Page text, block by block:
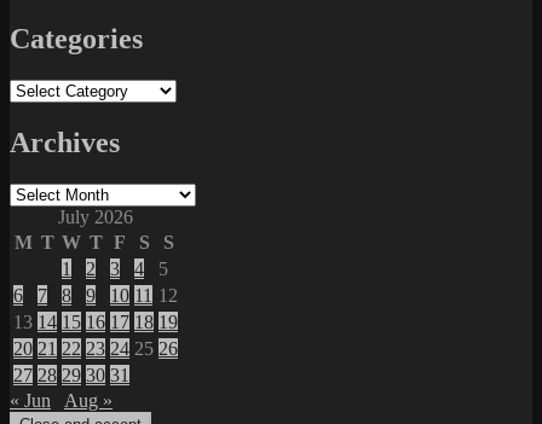
Categories
Categories
Archives
Archives
July 2026
M T W T F S
S
1
2 3 4
5
6
7 8 9 10 11 12
13 14 15 16 17 18 19
20 21 22 23 24 25 26
27 28 29 30 31
« Jun
Aug »